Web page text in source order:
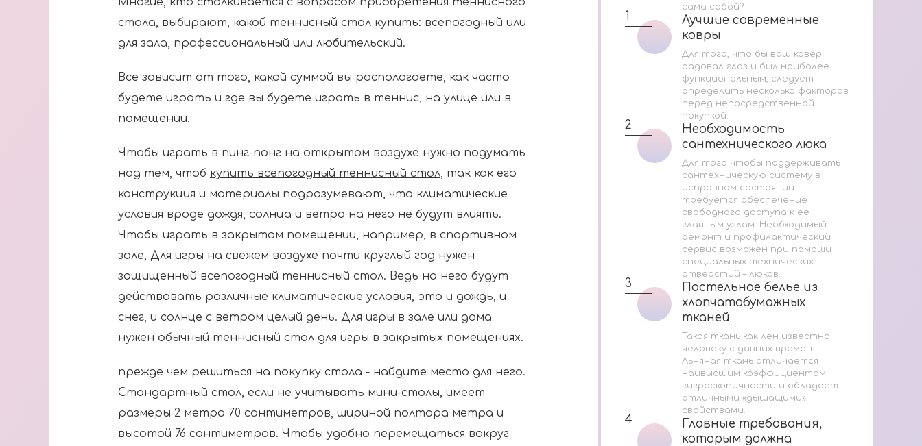
стола, выбирают, какой теннисный стол купить: всепогодный или
для зала, профессиональный или любительский.
Все зависит от того, какой суммой вы располагаете, как часто
будете играть и где вы будете играть в теннис, на улице или в
помещении.
Чтобы играть в пинг-понг на открытом воздухе нужно подумать
над тем, чтоб купить всепогодный теннисный стол, так как его
конструкция и материалы подразумевают, что климатические
условия вроде дождя, солнца и ветра на него не будут влиять.
Чтобы играть в закрытом помещении, например, в спортивном
зале, Для игры на свежем воздухе почти круглый год нужен
защищенный всепогодный теннисный стол. Ведь на него будут
действовать различные климатические условия, это и дождь, и
снег, и солнце с ветром целый день. Для игры в зале или дома
нужен обычный теннисный стол для игры в закрытых помещениях.
прежде чем решиться на покупку стола - найдите место для него.
Стандартный стол, если не учитывать мини-столы, имеет
размеры 2 метра 70 сантиметров, шириной полтора метра и
высотой 76 сантиметров. Чтобы удобно перемещаться вокруг
сама собой?
1
Лучшие современные
ковры
Лучшие современные
ковры
Для того, что бы ваш ковер
радовал глаз и был наиболее
функциональным, следует
определить несколько факторов
перед непосредственной
покупкой.
2
Необходимость
сантехнического люка
Необходимость
сантехнического люка
Для того чтобы поддерживать
сантехническую систему в
исправном состоянии
требуется обеспечение
свободного доступа к ее
главным узлам. Необходимый
ремонт и профилактический
сервис возможен при помощи
специальных технических
отверстий – люков.
3
Постельное белье из
хлопчатобумажных
тканей
Постельное белье из
хлопчатобумажных
тканей
Такая ткань как лен известна
человеку с давних времен.
Льняная ткань отличается
наивысшим коэффициентом
гигроскопичности и обладает
отличными «дышащими»
свойствами.
4
Главные требования,
которым должна
Главные требования,
которым должна